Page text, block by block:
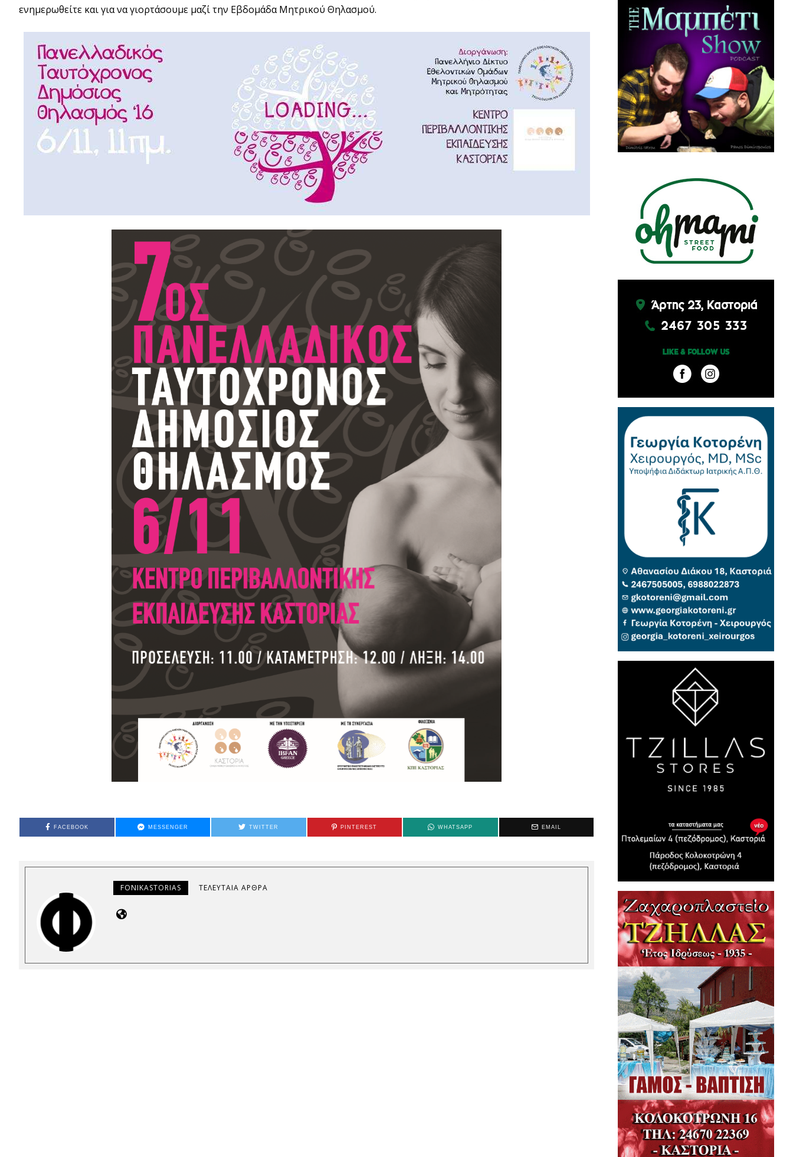
ενημερωθείτε και για να γιορτάσουμε μαζί την Εβδομάδα Μητρικού Θηλασμού.
FACEBOOK MESSENGER TWITTER PINTEREST WHATSAPP EMAIL
FONIKASTORIAS ΤΕΛΕΥΤΑΊΑ ΆΡΘΡΑ